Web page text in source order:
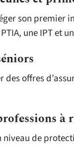
son premier
une IPT et
offres
à
niveau de